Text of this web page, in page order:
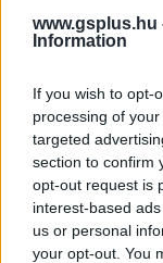
www.gsplus.hu
Information
If you wish to opt-
processing of
targeted
section to confirm
opt-out request is
interest-based
us or personal
your opt-out. You
- Az egy körözött
a rendőr.
lefényképezték?
SMASH by
hangulata –
Július végén
sorozat.